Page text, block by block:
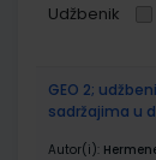
Udžbenik
GEO 2;
sadržajima u
Autor(i):